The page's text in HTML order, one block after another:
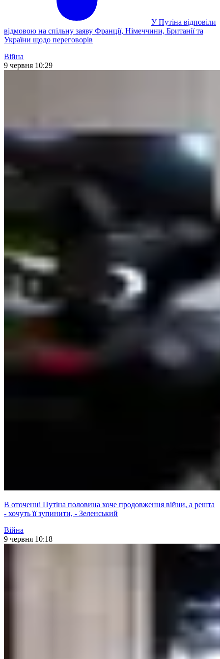
У Путіна відповіли
відмовою на спільну заяву Франції, Німеччини, Британії та
України щодо переговорів
Війна
9 червня 10:29
В оточенні Путіна половина хоче продовження війни, а решта
- хочуть її зупинити, - Зеленський
Війна
9 червня 10:18